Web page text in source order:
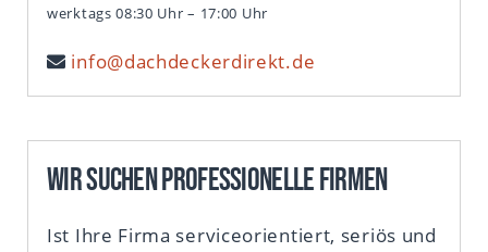
werktags 08:30 Uhr – 17:00 Uhr
info@dachdeckerdirekt.de
Wir suchen professionelle Firmen
Ist Ihre Firma serviceorientiert, seriös und